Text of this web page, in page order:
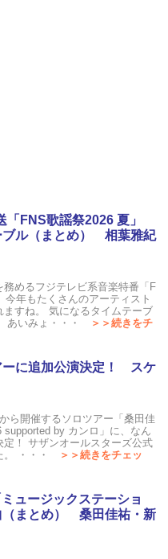
「FNS歌謡祭2026 夏」
ブル（まとめ） 相葉雅紀
めるフジテレビ系音楽特番「F
今年もたくさんのアーティスト
ますね。 気になるタイムテーブ
あいみょ・・・
＞＞続きをチ
ーに追加公演決定！ スケ
ら開催するソロツアー「桑田佳
supported by カンロ」に、なん
定！ サザンオールスターズ公式
。 ・・・
＞＞続きをチェッ
ュージックステーショ
まとめ） 桑田佳祐・新